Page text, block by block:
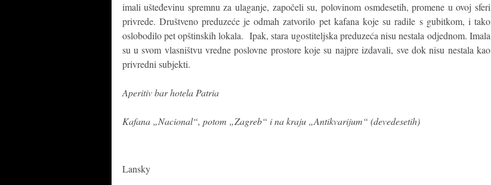
imali ušteđevinu spremnu za ulaganje, započeli su, polovinom osmdesetih, promene u ovoj sferi
privrede. Društveno preduzeće je odmah zatvorilo pet kafana koje su radile s gubitkom, i tako
oslobodilo pet opštinskih lokala. Ipak, stara ugostiteljska preduzeća nisu nestala odjednom. Imala
su u svom vlasništvu vredne poslovne prostore koje su najpre izdavali, sve dok nisu nestala kao
privredni subjekti.
Aperitiv bar hotela Patria
Kafana „Nacional“, potom „Zagreb“ i na kraju „Antikvarijum“ (devedesetih)
Lansky